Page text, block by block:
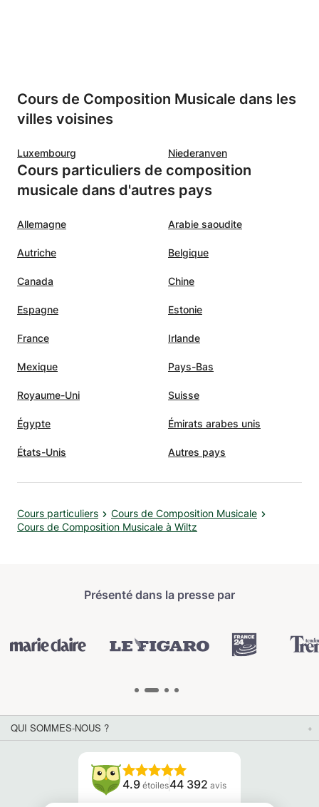
Cours de Composition Musicale dans les
villes voisines
Luxembourg Niederanven
Cours particuliers de composition
musicale dans d'autres pays
Allemagne Arabie saoudite
Autriche Belgique
Canada Chine
Espagne Estonie
France Irlande
Mexique Pays-Bas
Royaume-Uni Suisse
Égypte Émirats arabes unis
États-Unis Autres pays
Cours particuliers
Cours de Composition Musicale
Cours de Composition Musicale à Wiltz
Présenté dans la presse par
QUI SOMMES-NOUS ?
4.9 étoiles44 392 avis